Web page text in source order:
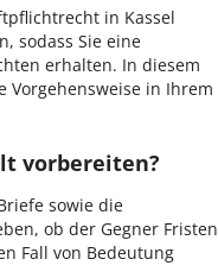
in Kassel
sodass Sie eine
erhalten. In diesem
Vorgehensweise in Ihrem
vorbereiten?
sowie die
ob der Gegner Fristen
Fall von Bedeutung